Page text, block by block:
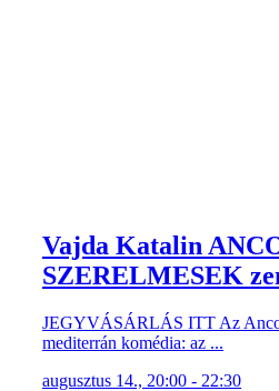
Vajda Katalin
SZERELMESEK
JEGYVÁSÁRLÁS ITT Az
mediterrán komédia: az ...
augusztus 14., 20:00 - 22:30